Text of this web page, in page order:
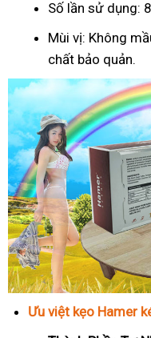
Số lần sử dụng:
Mùi vị: Không
chất bảo quản.
Ưu việt kẹo Hamer